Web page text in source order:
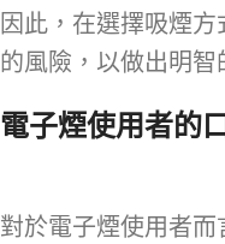
因此，在選擇吸煙
的風險，以做出明智
電子煙使用者的
對於電子煙使用者